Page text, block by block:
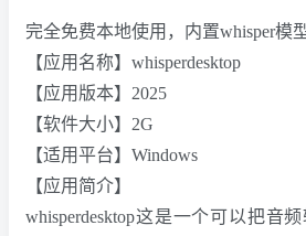
完全免费本地使用，内置whisper模
【应用名称】whisperdesktop
【应用版本】2025
【软件大小】2G
【适用平台】Windows
【应用简介】
whisperdesktop这是一个可以把音